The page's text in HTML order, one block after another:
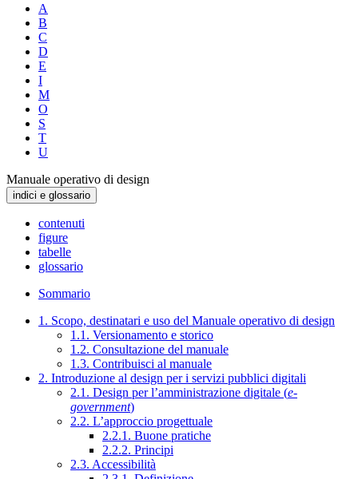
A
B
C
D
E
I
M
O
S
T
U
Manuale operativo di design
indici e glossario
contenuti
figure
tabelle
glossario
Sommario
1. Scopo, destinatari e uso del Manuale operativo di design
1.1. Versionamento e storico
1.2. Consultazione del manuale
1.3. Contribuisci al manuale
2. Introduzione al design per i servizi pubblici digitali
2.1. Design per l’amministrazione digitale (e-
government)
2.2. L’approccio progettuale
2.2.1. Buone pratiche
2.2.2. Principi
2.3. Accessibilità